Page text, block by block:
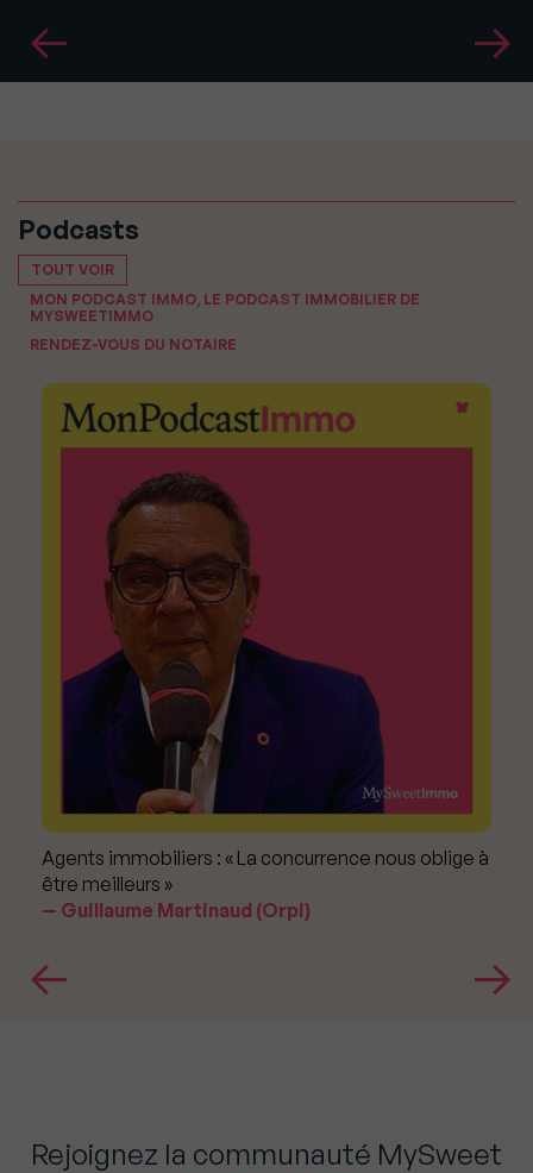
Podcasts
TOUT VOIR
MON PODCAST IMMO, LE PODCAST IMMOBILIER DE
MYSWEETIMMO
RENDEZ-VOUS DU NOTAIRE
Agents immobiliers : « La concurrence nous oblige à
être meilleurs »
Guillaume Martinaud (Orpi)
Rejoignez la communauté MySweet